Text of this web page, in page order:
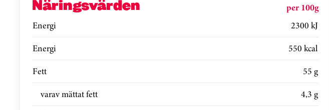
Näringsvärden
per 100g
Energi
2300 kJ
Energi
550 kcal
Fett
55 g
varav mättat fett
4,3 g